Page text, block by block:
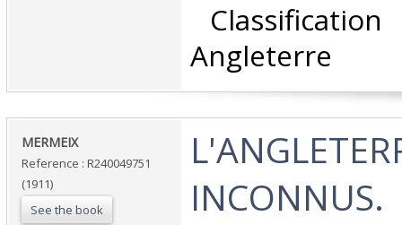
Angleterre‎
‎MERMEIX‎
Reference : R240049751
(1911)
See the book
INCONNUS.‎